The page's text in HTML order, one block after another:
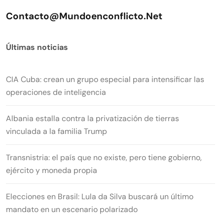
Contacto@mundoenconflicto.net
Últimas noticias
CIA Cuba: crean un grupo especial para intensificar las
operaciones de inteligencia
Albania estalla contra la privatización de tierras
vinculada a la familia Trump
Transnistria: el país que no existe, pero tiene gobierno,
ejército y moneda propia
Elecciones en Brasil: Lula da Silva buscará un último
mandato en un escenario polarizado